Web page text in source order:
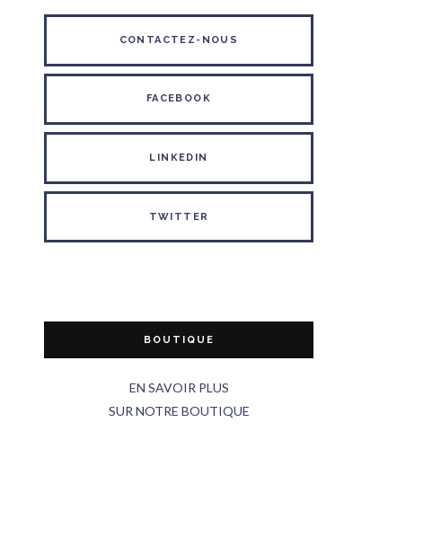
CONTACTEZ-NOUS
FACEBOOK
LINKEDIN
TWITTER
BOUTIQUE
EN SAVOIR PLUS
SUR NOTRE BOUTIQUE